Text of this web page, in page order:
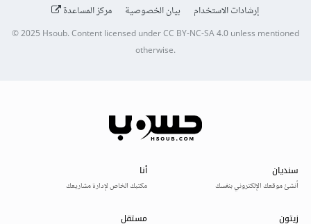
إرشادات الاستخدام
بيان الخصوصية مركز المساعدة
© 2025Hsoub.Content licensed underCC BY-NC-SA 4.0unless mentioned
otherwise.